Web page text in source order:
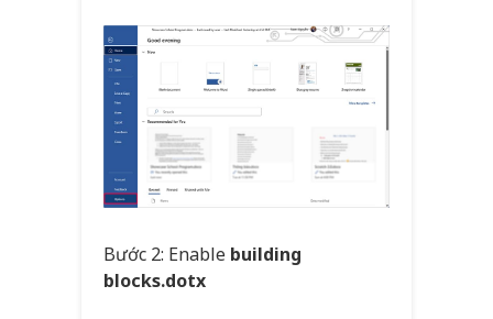
Bước 2: Enable building
blocks.dotx